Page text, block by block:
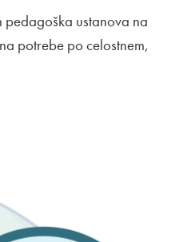
ustanova na
potrebe po celostnem,